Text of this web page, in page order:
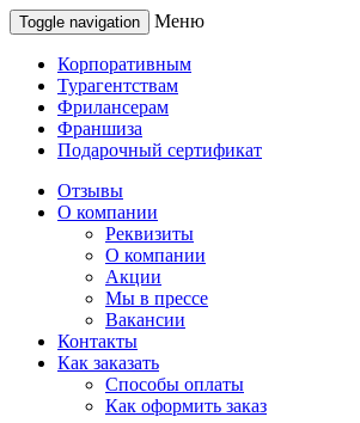
Toggle navigation Меню
Корпоративным
Турагентствам
Фрилансерам
Франшиза
Подарочный сертификат
Отзывы
О компании
Реквизиты
О компании
Акции
Мы в прессе
Вакансии
Контакты
Как заказать
Способы оплаты
Как оформить заказ